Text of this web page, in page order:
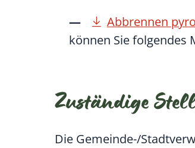
Abbrennen
können Sie folgendes
Zuständige
Die Gemeinde-/